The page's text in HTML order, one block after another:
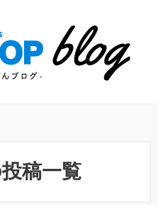
稿一覧